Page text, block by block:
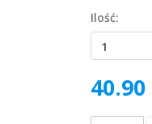
Ilość:
40.90